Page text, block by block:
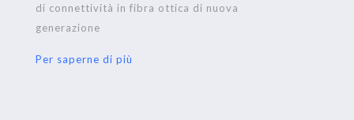
di connettività in fibra ottica di nuova
generazione
Per saperne di più